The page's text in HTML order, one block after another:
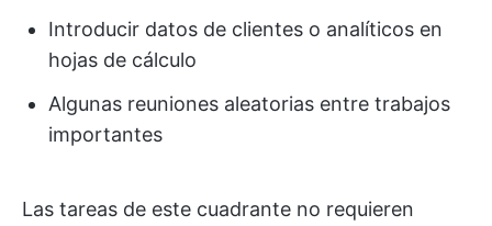
Introducir datos de clientes o analíticos en
hojas de cálculo
Algunas reuniones aleatorias entre trabajos
importantes
Las tareas de este cuadrante no requieren